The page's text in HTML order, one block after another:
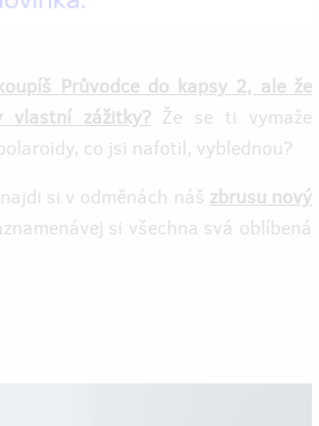
Průvodce do kapsy 2, ale že
vlastní zážitky?Že se ti vymaže
co jsi nafotil, vyblednou?
si v odměnách náš zbrusu nový
si všechna svá oblíbená